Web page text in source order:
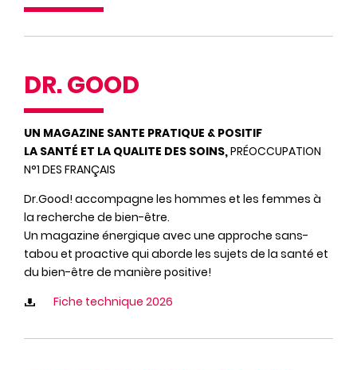
DR. GOOD
UN MAGAZINE SANTE PRATIQUE & POSITIF
LA SANTÉ ET LA QUALITE DES SOINS,PRÉOCCUPATION
N°1 DES FRANÇAIS
Dr.Good! accompagne les hommes et les femmes à
la recherche de bien-être.
Un magazine énergique avec une approche sans-
tabou et proactive qui aborde les sujets de la santé et
du bien-être de manière positive!
Fiche technique 2026